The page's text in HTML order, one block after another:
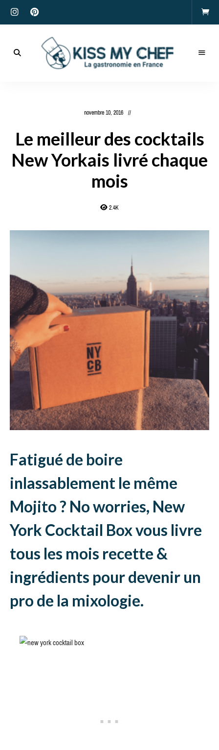
novembre 10, 2016
Le meilleur des cocktails
New Yorkais livré chaque
mois
2.4K
Fatigué de boire
inlassablement le même
Mojito ? No worries, New
York Cocktail Box vous livre
tous les mois recette &
ingrédients pour devenir un
pro de la mixologie.